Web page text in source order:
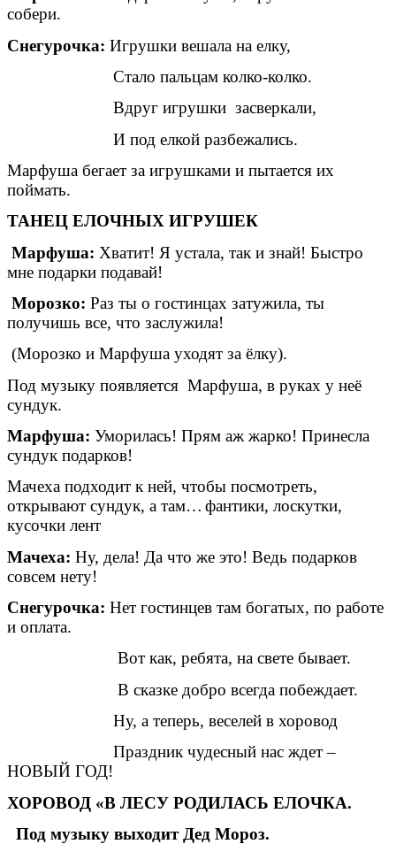
собери.
Снегурочка: Игрушки вешала на елку,
Стало пальцам колко-колко.
Вдруг игрушки засверкали,
И под елкой разбежались.
Марфуша бегает за игрушками и пытается их
поймать.
ТАНЕЦ ЕЛОЧНЫХ ИГРУШЕК
Марфуша: Хватит! Я устала, так и знай! Быстро
мне подарки подавай!
Морозко: Раз ты о гостинцах затужила, ты
получишь все, что заслужила!
(Морозко и Марфуша уходят за ёлку).
Под музыку появляется Марфуша, в руках у неё
сундук.
Марфуша: Уморилась! Прям аж жарко! Принесла
сундук подарков!
Мачеха подходит к ней, чтобы посмотреть,
открывают сундук, а там… фантики, лоскутки,
кусочки лент
Мачеха: Ну, дела! Да что же это! Ведь подарков
совсем нету!
Снегурочка: Нет гостинцев там богатых, по работе
и оплата.
Вот как, ребята, на свете бывает.
В сказке добро всегда побеждает.
Ну, а теперь, веселей в хоровод
Праздник чудесный нас ждет –
НОВЫЙ ГОД!
ХОРОВОД «В ЛЕСУ РОДИЛАСЬ ЕЛОЧКА.
Под музыку выходит Дед Мороз.